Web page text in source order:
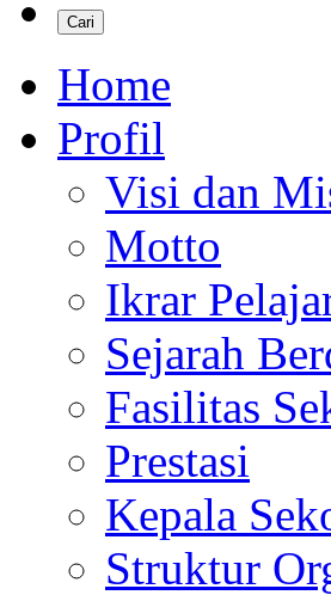
Home
Profil
Visi dan
Motto
Ikrar
Sejarah
Fasilitas
Prestasi
Kepala
Struktur